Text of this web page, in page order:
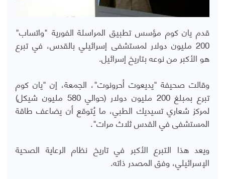
قدم يان كوم مؤسس تطبيق المراسلة الفورية "واتساب"
200 مليون دولار لمستشفى إسرائيلي بالقدس، في تبرع
هو الأكبر من نوعه بتاريخ إسرائيل.
وقالت صحيفة "يديعوت أحرونوت"، الجمعة، إن "يان كوم
تبرع بمبلغ 200 مليون دولار (حوالي 580 مليون شيكل)
لمركز شعاري تسيديك الطبي، ما يُتوقع أن يضاعف طاقة
المستشفى في القدس ثلاث مرات".
ويعد هذا التبرع الأكبر في تاريخ نظام الرعاية الصحية
الإسرائيلي، وفق المصدر ذاته.